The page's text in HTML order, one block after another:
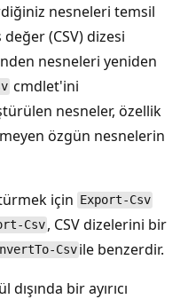
nesneleri temsil
(CSV) dizesi
nesneleri yeniden
cmdlet'ini
nesneler, özellik
özgün nesnelerin
için Export-Csv
Csv , CSV dizelerini bir
Csv ile benzerdir.
bir ayırıcı